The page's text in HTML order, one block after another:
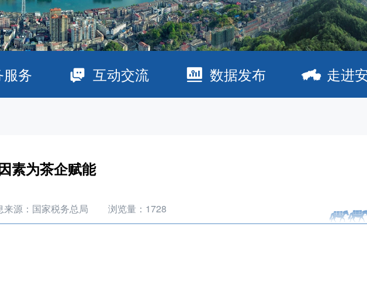
务 互动交流 数据发布 走进
素为茶企赋能
来源：国家税务总局 浏览量： 1728